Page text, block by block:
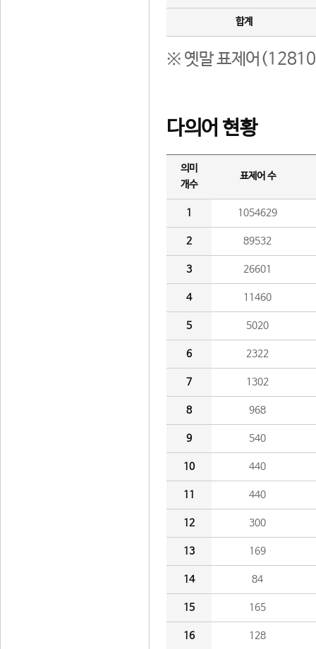
합계
※ 옛말 표제어(12810
다의어 현황
의미
개수
표제어 수
1 1054629
2 89532
3 26601
4 11460
5 5020
6 2322
7 1302
8 968
9 540
10 440
11 440
12 300
13 169
14 84
15 165
16 128